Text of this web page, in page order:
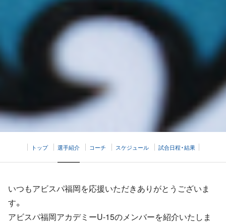
トップ 選手紹介 コーチ スケジュール 試合日程・結果
いつもアビスパ福岡を応援いただきありがとうございま
す。
アビスパ福岡アカデミーU-15のメンバーを紹介いたしま